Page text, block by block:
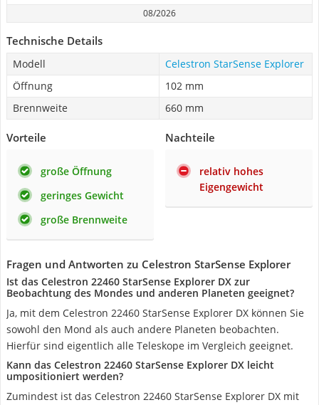
08/2026
Technische Details
Modell
Celestron StarSense Explorer
Öffnung
102 mm
Brennweite
660 mm
Vorteile
große Öffnung
geringes Gewicht
große Brennweite
Nachteile
relativ hohes
Eigengewicht
Fragen und Antworten zu Celestron StarSense Explorer
Ist das Celestron 22460 StarSense Explorer DX zur
Beobachtung des Mondes und anderen Planeten geeignet?
Ja, mit dem Celestron 22460 StarSense Explorer DX können Sie
sowohl den Mond als auch andere Planeten beobachten.
Hierfür sind eigentlich alle Teleskope im Vergleich geeignet.
Kann das Celestron 22460 StarSense Explorer DX leicht
umpositioniert werden?
Zumindest ist das Celestron 22460 StarSense Explorer DX mit